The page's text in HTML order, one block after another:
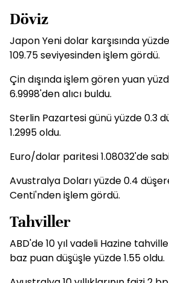
Döviz
Japon Yeni dolar karşısında
109.75 seviyesinden işlem gördü.
Çin dışında işlem gören yuan
6.9998'den alıcı buldu.
Sterlin Pazartesi günü yüzde 0.3
1.2995 oldu.
Euro/dolar paritesi 1.08032'de
Avustralya Doları yüzde 0.4
Centi'nden işlem gördü.
Tahviller
ABD'de 10 yıl vadeli Hazine
baz puan düşüşle yüzde 1.55 oldu.